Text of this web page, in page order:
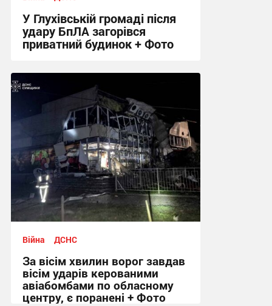
У Глухівській громаді після
удару БпЛА загорівся
приватний будинок + Фото
11:04, 6.08.2026
Війна ДСНС
За вісім хвилин ворог завдав
вісім ударів керованими
авіабомбами по обласному
центру, є поранені + Фото